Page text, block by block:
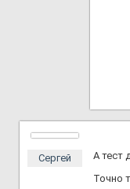
Сергей
А тест
Точно